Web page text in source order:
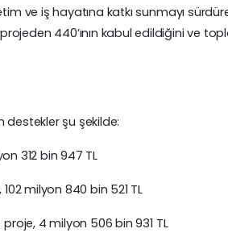
ve iş hayatına katkı sunmayı
440’ının kabul edildiğini ve
destekler şu şekilde:
312 bin 947 TL
milyon 840 bin 521 TL
4 milyon 506 bin 931 TL